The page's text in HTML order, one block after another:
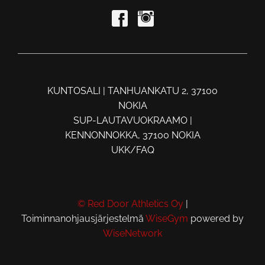
KUNTOSALI | TANHUANKATU 2, 37100
NOKIA
SUP-LAUTAVUOKRAAMO |
KENNONNOKKA, 37100 NOKIA
UKK/FAQ
© Red Door Athletics Oy|
Toiminnanohjausjärjestelmä WiseGym powered by
WiseNetwork